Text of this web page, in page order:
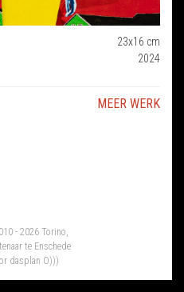
23x16 cm
2024
MEER WERK
- 2026 Torino,
te Enschede
dasplan O)))